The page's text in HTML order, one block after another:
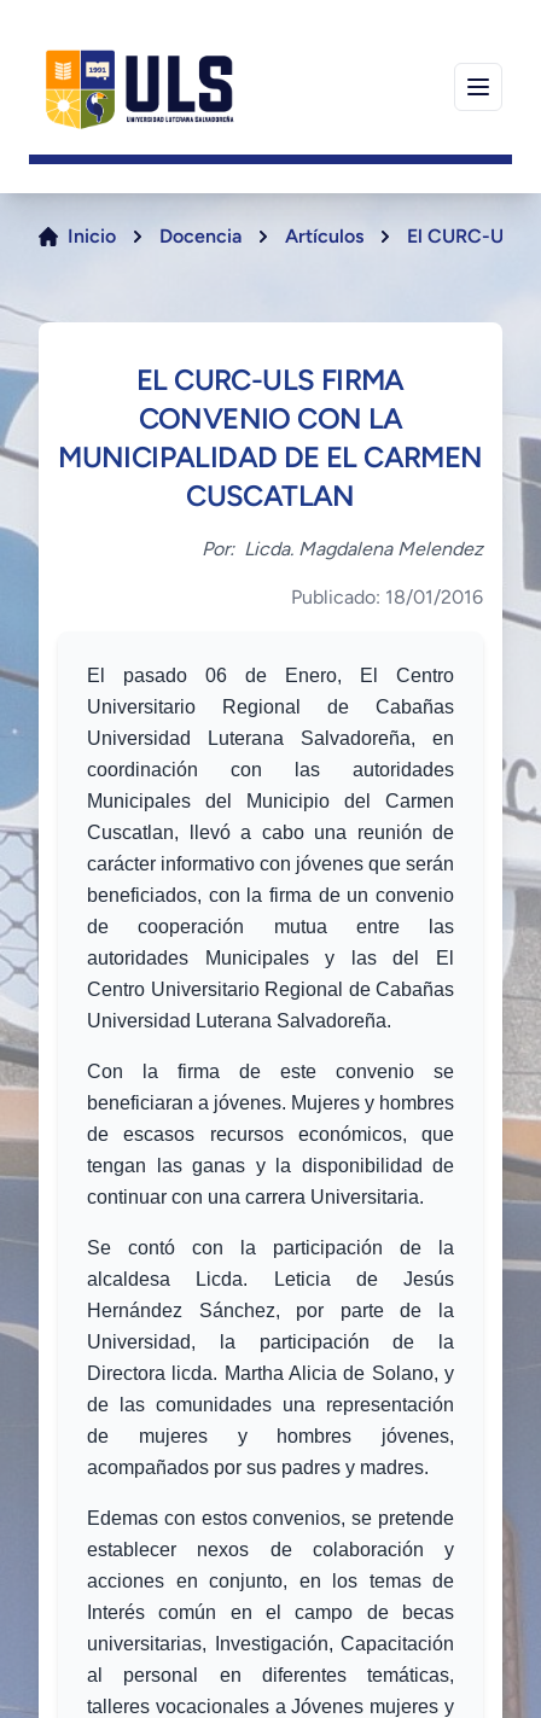
Inicio Docencia Artículos El CURC-ULS
EL CURC-ULS FIRMA
CONVENIO CON LA
MUNICIPALIDAD DE EL CARMEN
CUSCATLAN
Por: Licda. Magdalena Melendez
Publicado: 18/01/2016
El pasado 06 de Enero,
El Centro
Universitario Regional de Cabañas
Universidad Luterana Salvadoreña,
en
coordinación con las autoridades
Municipales del
Municipio del Carmen
Cuscatlan, llevó a cabo una reunión de
carácter informativo con jóvenes que serán
beneficiados, con la firma de un convenio
de cooperación mutua entre las
autoridades Municipales y las del El
Centro Universitario Regional de Cabañas
Universidad Luterana Salvadoreña.
Con la firma de este convenio se
beneficiaran a jóvenes. Mujeres y hombres
de escasos recursos económicos, que
tengan las ganas y la disponibilidad de
continuar con una carrera Universitaria.
Se contó con la participación de la
alcaldesa Licda. Leticia de Jesús
Hernández Sánchez, por parte de la
Universidad, la participación de la
Directora licda. Martha Alicia de Solano, y
de las comunidades una representación
de mujeres y hombres jóvenes,
acompañados por sus padres y madres.
Edemas con estos convenios, se pretende
establecer nexos de colaboración y
acciones en conjunto, en los temas de
Interés común en el campo de becas
universitarias, Investigación, Capacitación
al personal en diferentes temáticas,
talleres vocacionales a Jóvenes mujeres y